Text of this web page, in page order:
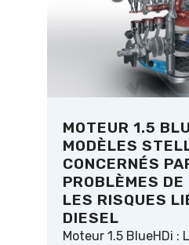
MOTEUR 1.5
MODÈLES
CONCERNÉS
PROBLÈMES
LES RISQUES
DIESEL
Moteur 1.5 BlueHDi :